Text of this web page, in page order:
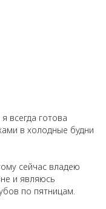
всегда готова
в холодные будни
сейчас владею
и являюсь
по пятницам.